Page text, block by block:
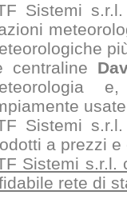
Sistemi
centraline
Sistemi
a prezzi
Sistemi s.r.l.
rete di